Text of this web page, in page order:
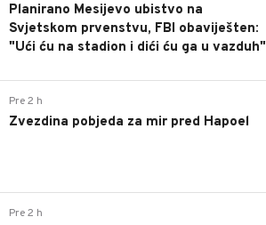
Planirano Mesijevo ubistvo na
Svjetskom prvenstvu, FBI obaviješten:
"Ući ću na stadion i dići ću ga u vazduh"
Pre 2 h
Zvezdina pobjeda za mir pred Hapoel
Pre 2 h